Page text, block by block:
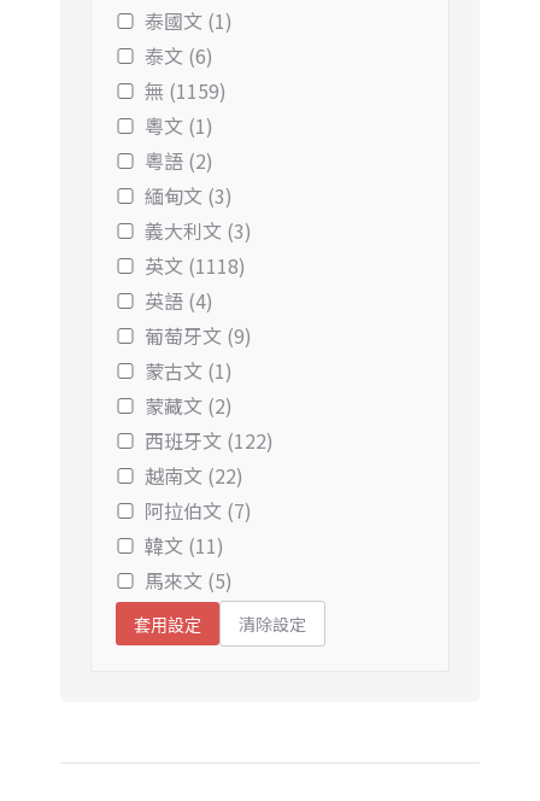
泰國文 (1)
泰文 (6)
無 (1159)
粵文 (1)
粵語 (2)
緬甸文 (3)
義大利文 (3)
英文 (1118)
英語 (4)
葡萄牙文 (9)
蒙古文 (1)
蒙藏文 (2)
西班牙文 (122)
越南文 (22)
阿拉伯文 (7)
韓文 (11)
馬來文 (5)
套用設定 清除設定